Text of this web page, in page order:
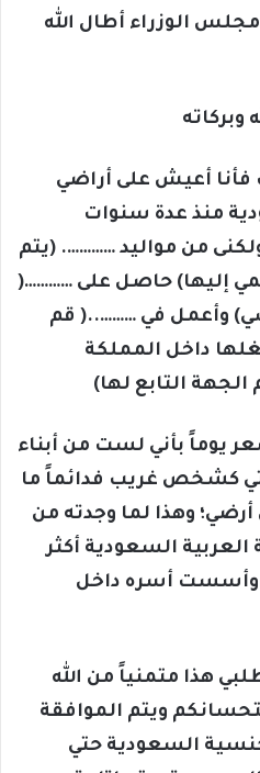
الوزراء أطال الله
وبركاته
فأنا أعيش على أراضي
منذ عدة سنوات
من مواليد …………. (يتم
إليها) حاصل على …………(
وأعمل في ………..( قم
داخل المملكة
التابع لها)
يوماً بأني لست من أبناء
كشخص غريب فدائماً ما
وهذا لما وجدته من
السعودية أكثر
أسره داخل
هذا متمنياً من الله
ويتم الموافقة
السعودية حتي